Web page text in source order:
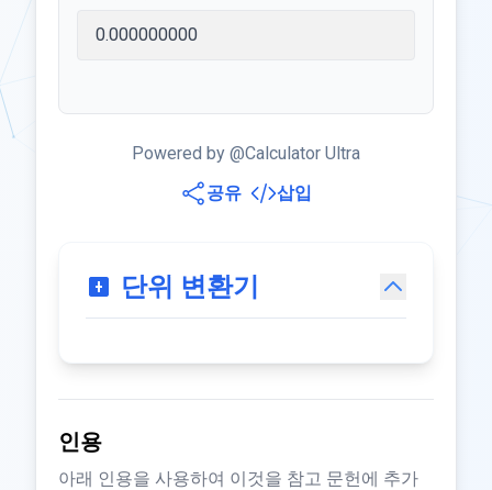
Powered by @Calculator Ultra
공유
삽입
단위 변환기
인용
아래 인용을 사용하여 이것을 참고 문헌에 추가